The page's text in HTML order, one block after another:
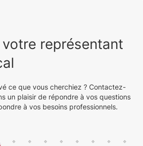
représentant
ce que vous cherchiez ? Contactez-
un plaisir de répondre à vos questions
à vos besoins professionnels.